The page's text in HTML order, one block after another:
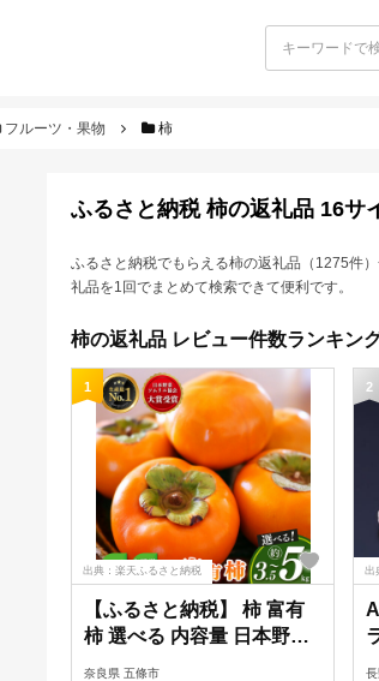
フルーツ・果物 柿
ふるさと納税 柿の返礼品 16サ
ふるさと納税でもらえる柿の返礼品（1275件
礼品を1回でまとめて検索できて便利です。
柿の返礼品 レビュー件数ランキン
1
出典：楽天ふるさと納税
【ふるさと納税】 柿 富有
柿 選べる 内容量 日本野菜
ソムリエ協会大賞受賞品 |
奈良県 五條市
2
出